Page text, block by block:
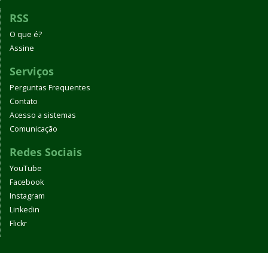
RSS
O que é?
Assine
Serviços
Perguntas Frequentes
Contato
Acesso a sistemas
Comunicação
Redes Sociais
YouTube
Facebook
Instagram
Linkedin
Flickr